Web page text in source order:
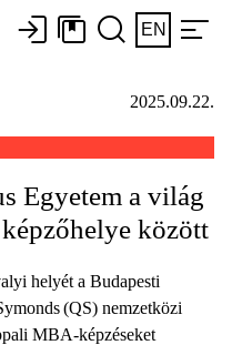
EN
2025.09.22.
Egyetem a világ
között
helyét a Budapesti
(QS) nemzetközi
MBA-képzéseket